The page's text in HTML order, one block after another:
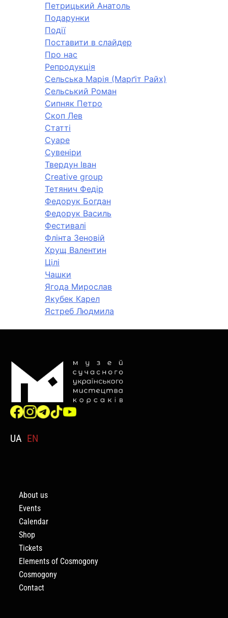
Петрицький Анатоль
Подарунки
Події
Поставити в слайдер
Про нас
Репродукція
Сельська Марія (Марґіт Райх)
Сельський Роман
Сипняк Петро
Скоп Лев
Статті
Суаре
Сувеніри
Твердун Іван
Creative group
Тетянич Федір
Федорук Богдан
Федорук Василь
Фестивалі
Флінта Зеновій
Хрущ Валентин
Цілі
Чашки
Ягода Мирослав
Якубек Карел
Ястреб Людмила
UA EN
About us
Events
Calendar
Shop
Tickets
Elements of Cosmogony
Cosmogony
Contact